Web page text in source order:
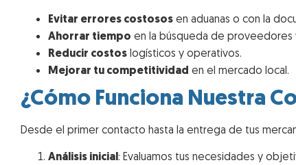
Evitar errores costosos en aduanas o con la
Ahorrar tiempo en la búsqueda de
Reducir costos logísticos y operativos.
Mejorar tu competitividad en el mercado local.
¿Cómo Funciona Nuestra
Desde el primer contacto hasta la entrega de tus
Análisis inicial: Evaluamos tus necesidades y